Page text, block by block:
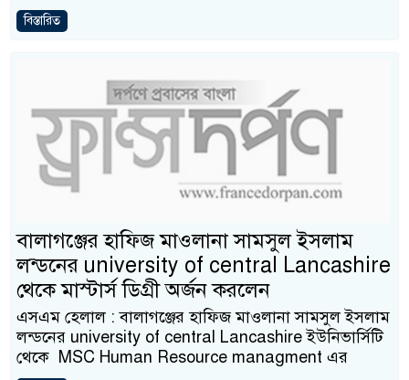
বিস্তারিত
বালাগঞ্জের হাফিজ মাওলানা সামসুল ইসলাম
লন্ডনের university of central Lancashire
থেকে মাস্টার্স ডিগ্রী অর্জন করলেন
এসএম হেলাল : বালাগঞ্জের হাফিজ মাওলানা সামসুল ইসলাম
লন্ডনের university of central Lancashire ইউনিভার্সিটি
থেকে MSC Human Resource managment এর